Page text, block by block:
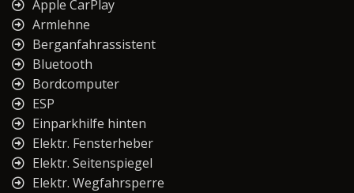
Apple CarPlay
Armlehne
Berganfahrassistent
Bluetooth
Bordcomputer
ESP
Einparkhilfe hinten
Elektr. Fensterheber
Elektr. Seitenspiegel
Elektr. Wegfahrsperre